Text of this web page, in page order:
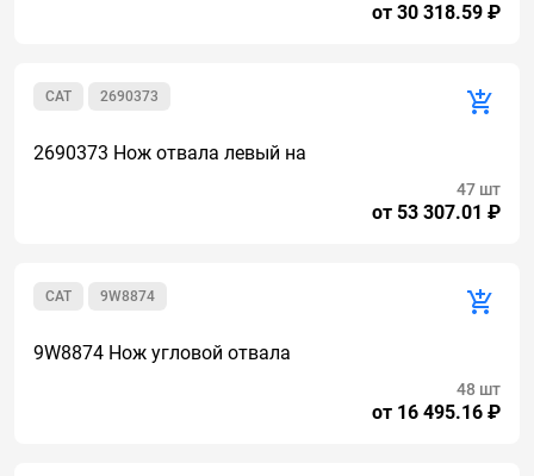
от 30 318.59 ₽
2690373
CAT
2690373 Нож отвала левый на
от 53 307.01 ₽
47 шт
9W8874
CAT
9W8874 Нож угловой отвала
от 16 495.16 ₽
48 шт